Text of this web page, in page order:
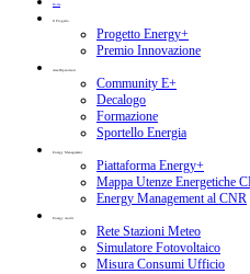
Home
Il Progetto
Progetto Energy+
Premio Innovazione
Area Dipendenti
Community E+
Decalogo
Formazione
Sportello Energia
Energy Management
Piattaforma Energy+
Mappa Utenze Energetiche
Energy Management al CNR
Energy Audit
Rete Stazioni Meteo
Simulatore Fotovoltaico
Misura Consumi Ufficio